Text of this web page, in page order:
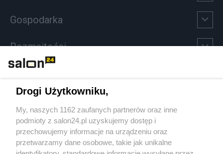
Gospodarka
Rozmaitości
Sport
Społeczeństwo
Drogi Użytkowniku,
My, naszych 1162 zaufanych partnerów oraz inne
podmioty z salon24.pl uzyskujemy dostęp i
przechowujemy informacje na urządzeniu oraz
przetwarzamy dane osobowe, takie jak unikalne